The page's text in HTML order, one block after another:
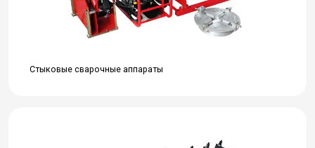
Стыковые сварочные аппараты